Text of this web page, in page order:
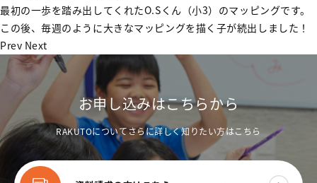
最初の一歩を踏み出してくれたO.Sくん（小3）のマッピングです。
この後、毎週のように大きなマッピングを描く子が続出しました！
Prev Next
お申し込みはこちらから
RAKUTOについてさらに詳しく知りたい方はこちら